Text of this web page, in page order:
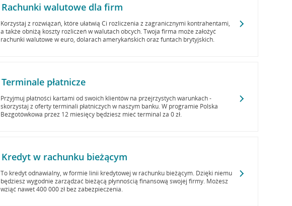
Rachunki walutowe dla firm
Korzystaj z rozwiązań, które ułatwią Ci rozliczenia z zagranicznymi kontrahentami,
a także obniżą koszty rozliczeń w walutach obcych. Twoja firma może założyć
rachunki walutowe w euro, dolarach amerykańskich oraz funtach brytyjskich.
Terminale płatnicze
Przyjmuj płatności kartami od swoich klientów na przejrzystych warunkach -
skorzystaj z oferty terminali płatniczych w naszym banku. W programie Polska
Bezgotówkowa przez 12 miesięcy będziesz mieć terminal za 0 zł.
Kredyt w rachunku bieżącym
To kredyt odnawialny, w formie linii kredytowej w rachunku bieżącym. Dzięki niemu
będziesz wygodnie zarządzać bieżącą płynnością finansową swojej firmy. Możesz
wziąć nawet 400 000 zł bez zabezpieczenia.